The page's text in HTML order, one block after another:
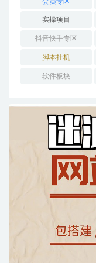
实操项目
抖音快手专区
脚本挂机
软件板块